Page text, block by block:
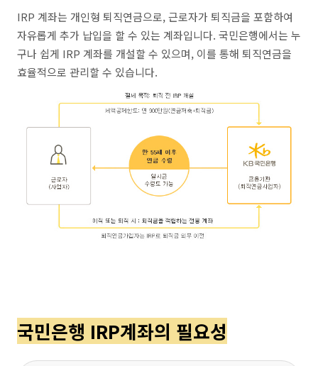
IRP 계좌는 개인형 퇴직연금으로, 근로자가 퇴직금을 포함하여
자유롭게 추가 납입을 할 수 있는 계좌입니다. 국민은행에서는 누
구나 쉽게 IRP 계좌를 개설할 수 있으며, 이를 통해 퇴직연금을
효율적으로 관리할 수 있습니다.
국민은행 IRP계좌의 필요성